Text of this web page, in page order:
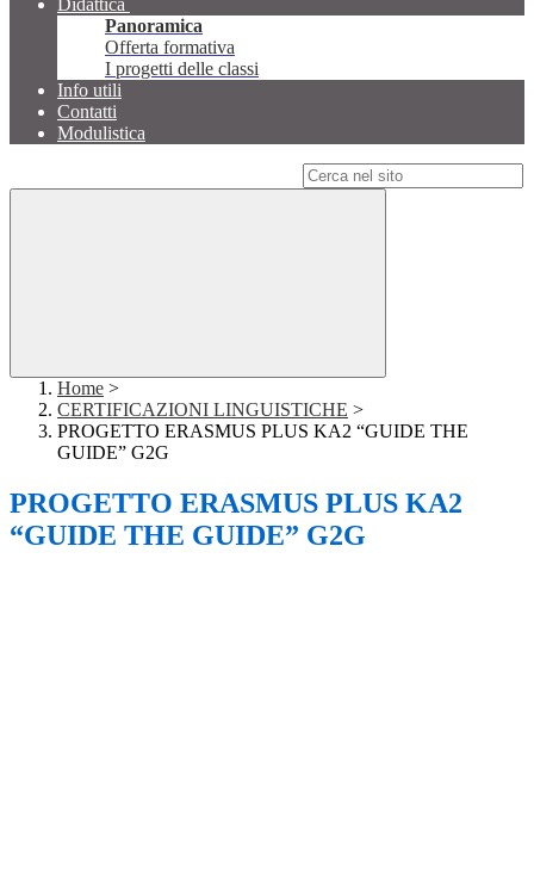
Didattica
Panoramica
Offerta formativa
I progetti delle classi
Info utili
Contatti
Modulistica
Home >
CERTIFICAZIONI LINGUISTICHE >
PROGETTO ERASMUS PLUS KA2 “GUIDE THE
GUIDE” G2G
PROGETTO ERASMUS PLUS KA2
“GUIDE THE GUIDE” G2G